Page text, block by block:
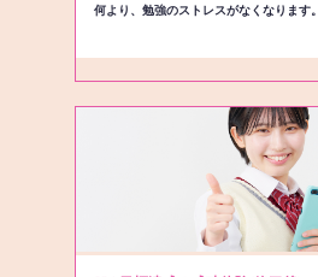
何より、勉強のストレスがなくなります。